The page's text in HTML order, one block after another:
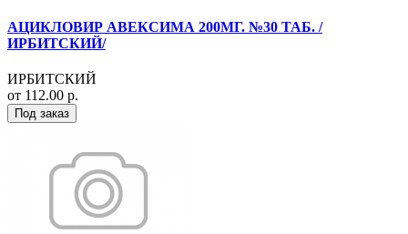
АЦИКЛОВИР АВЕКСИМА 200МГ. №30 ТАБ. /
ИРБИТСКИЙ/
ИРБИТСКИЙ
от 112.00 р.
Под заказ